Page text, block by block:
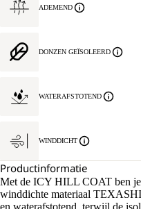
IN
DRAAGT
ADEMEND
DONZEN GEÏSOLEERD
WATERAFSTOTEND
WINDDICHT
Productinformatie
Met de ICY HILL COAT ben
winddichte materiaal
en waterafstotend, terwijl de